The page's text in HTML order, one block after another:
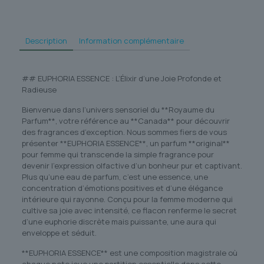
Description Information complémentaire
## EUPHORIA ESSENCE : L’Élixir d’une Joie Profonde et
Radieuse
Bienvenue dans l’univers sensoriel du **Royaume du
Parfum**, votre référence au **Canada** pour découvrir
des fragrances d’exception. Nous sommes fiers de vous
présenter **EUPHORIA ESSENCE**, un parfum **original**
pour femme qui transcende la simple fragrance pour
devenir l’expression olfactive d’un bonheur pur et captivant.
Plus qu’une eau de parfum, c’est une essence, une
concentration d’émotions positives et d’une élégance
intérieure qui rayonne. Conçu pour la femme moderne qui
cultive sa joie avec intensité, ce flacon renferme le secret
d’une euphorie discrète mais puissante, une aura qui
enveloppe et séduit.
**EUPHORIA ESSENCE** est une composition magistrale où